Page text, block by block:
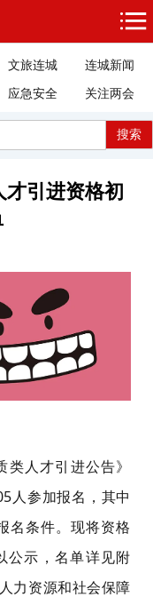
文旅连城
连城新闻
应急安全 关注两会
搜索
才引进资格初
人才引进公告》
人参加报名，其中
名条件。现将资格
公示，名单详见附
力资源和社会保障